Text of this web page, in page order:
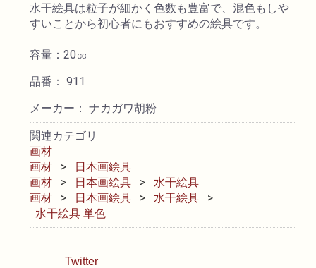
Twitter
水干絵具は粒子が細かく色数も豊富で、混色もしや
すいことから初心者にもおすすめの絵具です。
容量：20㏄
品番： 911
メーカー： ナカガワ胡粉
関連カテゴリ
画材
画材
日本画絵具
画材
日本画絵具
水干絵具
画材
日本画絵具
水干絵具
水干絵具 単色
アクリル絵具
コミック画材